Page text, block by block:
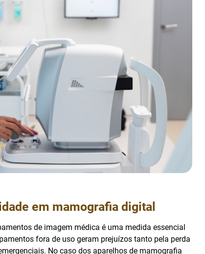
em mamografia digital
de imagem médica é uma medida essencial
fora de uso geram prejuízos tanto pela perda
No caso dos aparelhos de mamografia